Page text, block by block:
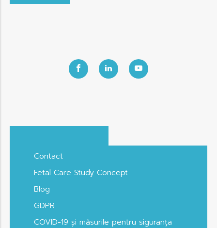
Contact
Fetal Care Study Concept
Blog
GDPR
COVID-19 și măsurile pentru siguranța